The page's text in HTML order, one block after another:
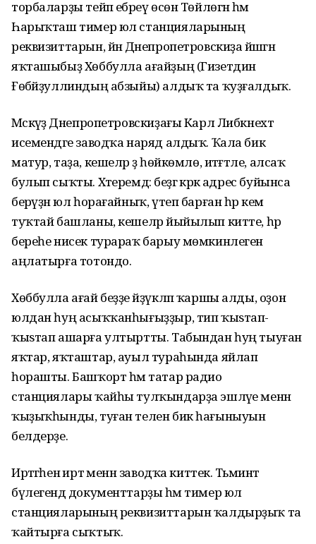
торбаларҙы тейәп ебәреү өсөн Төйлөгән һәм
Һарыҡташ тимер юл станцияларының
реквизиттарын, йәнә Днепропетровскиҙа йәшәгән
яҡташыбыҙ Хөббулла ағайҙың (Гизетдин
Ғөбәйҙуллиндың абзыйы) алдыҡ та ҡуҙғалдыҡ.
Мәскәүҙә Днепропетровскиҙағы Карл Либкнехт
исемендәге заводҡа наряд алдыҡ. Ҡала бик
матур, таҙа, кешеләр ҙә һөйкөмлө, итәғәтле, алсаҡ
булып сыҡты. Хәтеремдә: беҙгә кәрәк адрес буйынса
берәүҙән юл һорағайныҡ, үтеп барған һәр кем
туҡтай башланы, кешеләр йыйылып китте, һәр
береһе нисек турараҡ барыу мөмкинлеген
аңлатырға тотондо.
Хөббулла ағай беҙҙе әйҙүкләп ҡаршы алды, оҙон
юлдан һуң асыҡҡанһығыҙҙыр, тип ҡыѕтап-
ҡыѕтап ашарға ултыртты. Табындан һуң тыуған
яҡтар, яҡташтар, ауыл тураһында яйлап
һорашты. Башҡорт һәм татар радио
станциялары ҡайһы тулҡындарҙа эшләүе менән
ҡыҙыҡһынды, туған телен бик һағыныуын
белдерҙе.
Иртәгәһенә иртә менән заводҡа киттек. Тәьминәт
бүлегендә документтарҙы һәм тимер юл
станцияларының реквизиттарын ҡалдырҙыҡ та
ҡайтырға сыҡтыҡ.